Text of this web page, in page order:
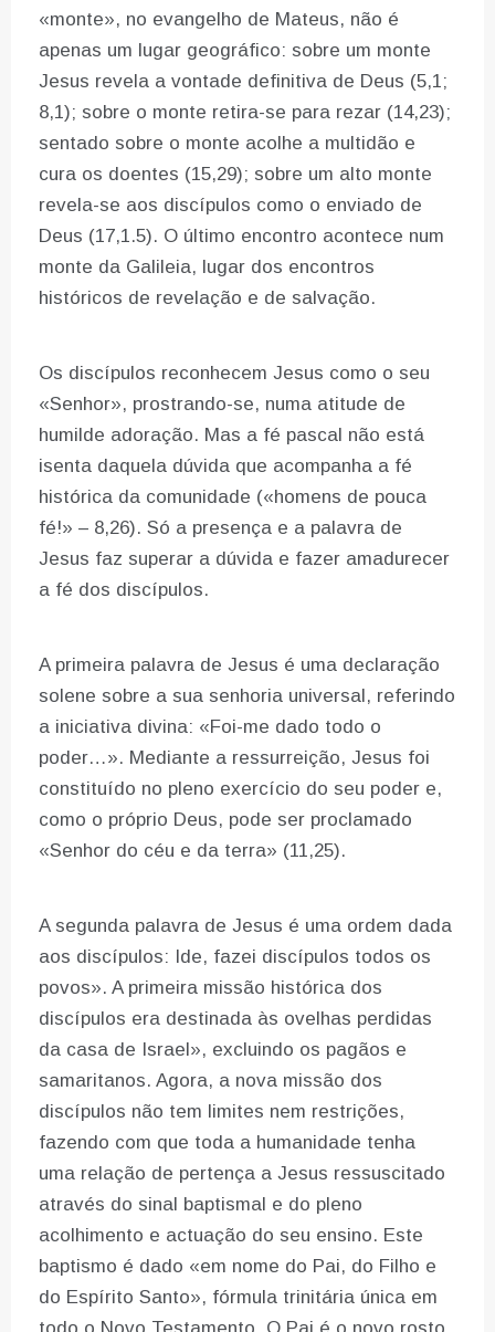
«monte», no evangelho de Mateus, não é
apenas um lugar geográfico: sobre um monte
Jesus revela a vontade definitiva de Deus (5,1;
8,1); sobre o monte retira-se para rezar (14,23);
sentado sobre o monte acolhe a multidão e
cura os doentes (15,29); sobre um alto monte
revela-se aos discípulos como o enviado de
Deus (17,1.5). O último encontro acontece num
monte da Galileia, lugar dos encontros
históricos de revelação e de salvação.
Os discípulos reconhecem Jesus como o seu
«Senhor», prostrando-se, numa atitude de
humilde adoração. Mas a fé pascal não está
isenta daquela dúvida que acompanha a fé
histórica da comunidade («homens de pouca
fé!» – 8,26). Só a presença e a palavra de
Jesus faz superar a dúvida e fazer amadurecer
a fé dos discípulos.
A primeira palavra de Jesus é uma declaração
solene sobre a sua senhoria universal, referindo
a iniciativa divina: «Foi-me dado todo o
poder…». Mediante a ressurreição, Jesus foi
constituído no pleno exercício do seu poder e,
como o próprio Deus, pode ser proclamado
«Senhor do céu e da terra» (11,25).
A segunda palavra de Jesus é uma ordem dada
aos discípulos: Ide, fazei discípulos todos os
povos». A primeira missão histórica dos
discípulos era destinada às ovelhas perdidas
da casa de Israel», excluindo os pagãos e
samaritanos. Agora, a nova missão dos
discípulos não tem limites nem restrições,
fazendo com que toda a humanidade tenha
uma relação de pertença a Jesus ressuscitado
através do sinal baptismal e do pleno
acolhimento e actuação do seu ensino. Este
baptismo é dado «em nome do Pai, do Filho e
do Espírito Santo», fórmula trinitária única em